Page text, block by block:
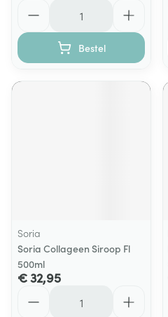
Bestel
Soria
Soria Collageen Siroop Fl
500ml
€ 32,95